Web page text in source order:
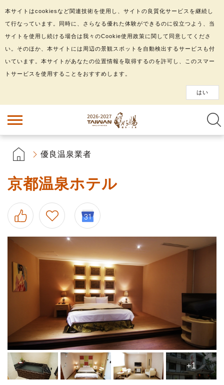
優良温泉業者
京都温泉ホテル
+1
本サイトはcookiesなど関連技術を使用し、サイトの良質化サービスを継続し
て行なっています。同時に、さらなる優れた体験ができるのに役立つよう、当
サイトを使用し続ける場合は我々のCookie使用政策に関して同意してくださ
い。そのほか、本サイトには周辺の景観スポットを自動検出するサービスも付
いています。本サイトがあなたの位置情報を取得するのを許可し、このスマー
トサービスを使用することをおすすめします。
はい